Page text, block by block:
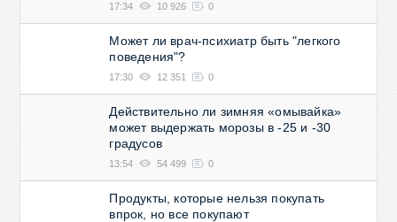
17:34 10 926 0
Может ли врач-психиатр быть "легкого
поведения"?
17:30 12 351 0
Действительно ли зимняя «омывайка»
может выдержать морозы в -25 и -30
градусов
13:54 54 499 0
Продукты, которые нельзя покупать
впрок, но все покупают